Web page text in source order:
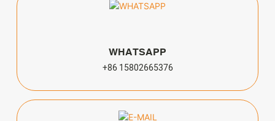
WHATSAPP
+86 15802665376